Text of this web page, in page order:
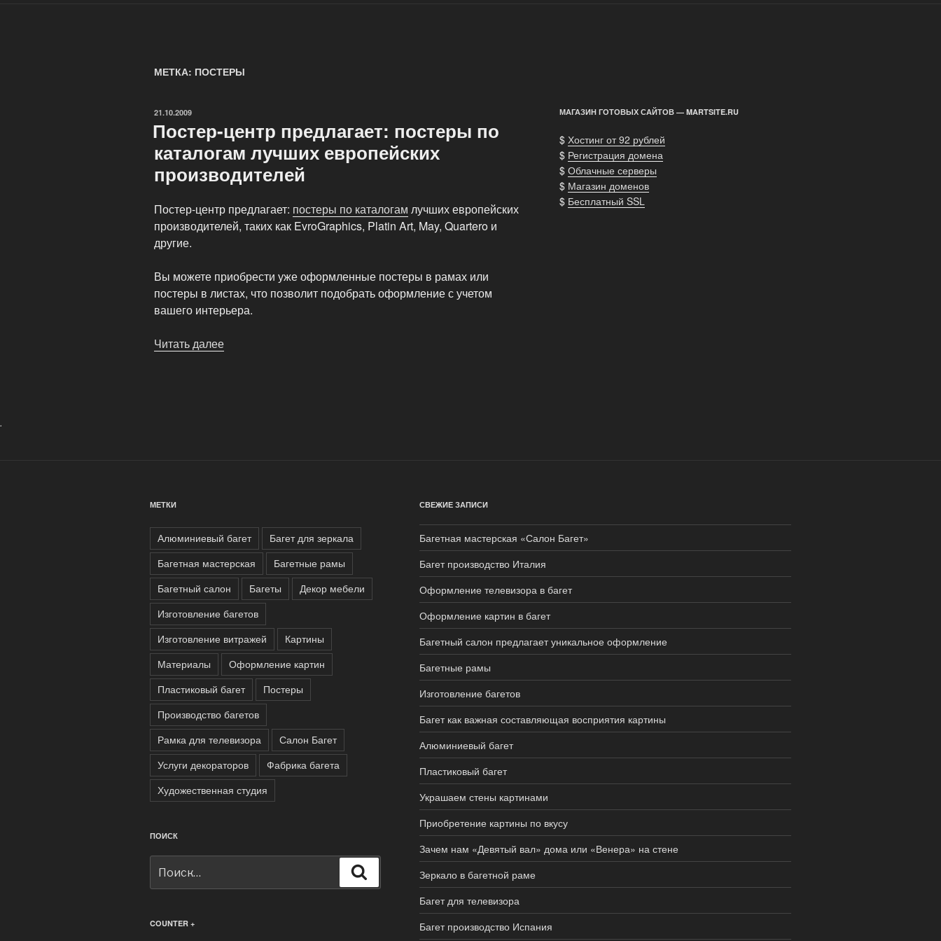
МЕТКА: ПОСТЕРЫ
ОПУБЛИКОВАНО
21.10.2009
Постер-центр предлагает: постеры по
каталогам лучших европейских
производителей
Постер-центр предлагает: постеры по каталогам лучших европейских
производителей, таких как EvroGraphics, Platin Art, May, Quartero и
другие.
Вы можете приобрести уже оформленные постеры в рамах или
постеры в листах, что позволит подобрать оформление с учетом
вашего интерьера.
Читать далее
МАГАЗИН ГОТОВЫХ САЙТОВ — MARTSITE.RU
$ Хостинг от 92 рублей
$ Регистрация домена
$ Облачные серверы
$ Магазин доменов
$ Бесплатный SSL
.
МЕТКИ
Алюминиевый багет
Багет для зеркала
Багетная мастерская
Багетные рамы
Багетный салон
Багеты
Декор мебели
Изготовление багетов
Изготовление витражей
Картины
Материалы
Оформление картин
Пластиковый багет
Постеры
Производство багетов
Рамка для телевизора
Салон Багет
Услуги декораторов
Фабрика багета
Художественная студия
ПОИСК
COUNTER +
СВЕЖИЕ ЗАПИСИ
Багетная мастерская «Салон Багет»
Багет производство Италия
Оформление телевизора в багет
Оформление картин в багет
Багетный салон предлагает уникальное оформление
Багетные рамы
Изготовление багетов
Багет как важная составляющая восприятия картины
Алюминиевый багет
Пластиковый багет
Украшаем стены картинами
Приобретение картины по вкусу
Зачем нам «Девятый вал» дома или «Венера» на стене
Зеркало в багетной раме
Багет для телевизора
Багет производство Испания